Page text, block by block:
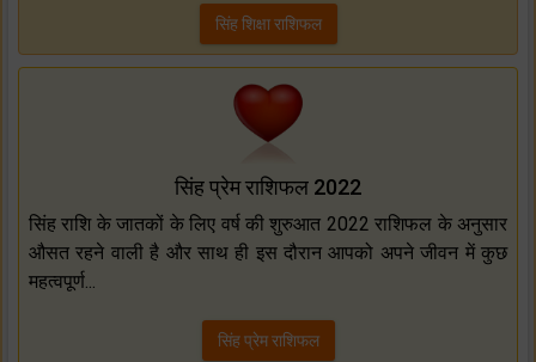
सिंह शिक्षा राशिफल
सिंह प्रेम राशिफल 2022
सिंह राशि के जातकों के लिए वर्ष की शुरुआत 2022 राशिफल के अनुसार
औसत रहने वाली है और साथ ही इस दौरान आपको अपने जीवन में कुछ
महत्वपूर्ण...
सिंह प्रेम राशिफल